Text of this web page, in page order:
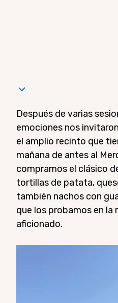
Después de varias
emociones nos
el amplio recinto que
mañana de antes al
compramos el clásico
tortillas de patata,
también nachos con
que los probamos en la
aficionado.